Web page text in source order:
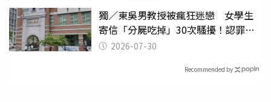
獨／東吳男教授被瘋狂迷戀 女學生
寄信「分屍吃掉」30次騷擾！認罪免
關 2026-07-30
Recommended by